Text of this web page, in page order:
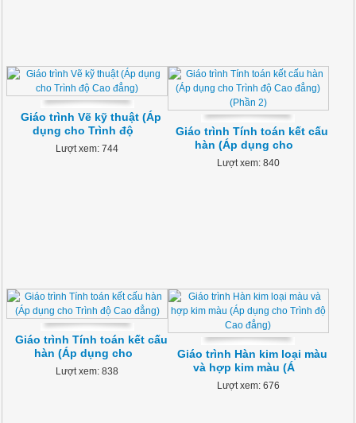
Giáo trình Vẽ kỹ thuật (Áp
dụng cho Trình độ
Lượt xem: 744
Giáo trình Tính toán kết cấu
hàn (Áp dụng cho
Lượt xem: 840
Giáo trình Tính toán kết cấu
hàn (Áp dụng cho
Lượt xem: 838
Giáo trình Hàn kim loại màu
và hợp kim màu (Á
Lượt xem: 676